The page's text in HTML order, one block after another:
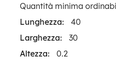
Quantità minima
Lunghezza:
40
Larghezza:
30
Altezza:
0.2